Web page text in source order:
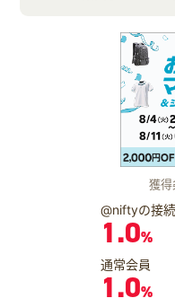
獲得
@niftyの接
1.0%
通常会員
1.0%